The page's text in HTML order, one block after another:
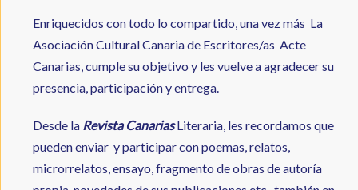
Enriquecidos con todo lo compartido, una vez más La
Asociación Cultural Canaria de Escritores/as Acte
Canarias, cumple su objetivo y les vuelve a agradecer su
presencia, participación y entrega.
Desde la Revista CanariasLiteraria, les recordamos que
pueden enviar y participar con poemas, relatos,
microrrelatos, ensayo, fragmento de obras de autoría